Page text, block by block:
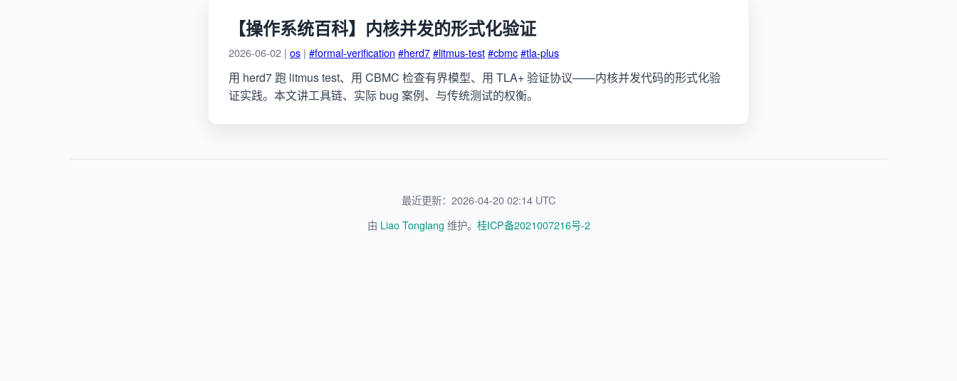
【操作系统百科】内核并发的形式化验证
2026-06-02 | os | #formal-verification #herd7#litmus-test#cbmc#tla-plus
用 herd7 跑 litmus test、用 CBMC 检查有界模型、用 TLA+ 验证协议——内核并发代码的形式化验
证实践。本文讲工具链、实际 bug 案例、与传统测试的权衡。
最近更新：2026-04-20 02:14 UTC
由 Liao Tonglang 维护。 桂ICP备2021007216号-2